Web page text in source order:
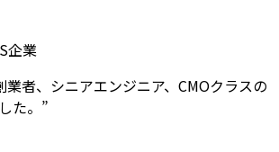
企業
者、シニアエンジニア、CMOクラスの
た。 ”